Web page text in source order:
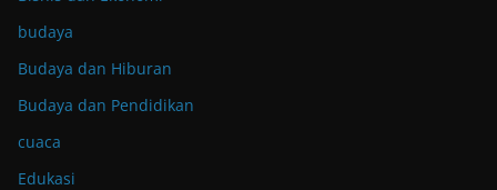
budaya
Budaya dan Hiburan
Budaya dan Pendidikan
cuaca
Edukasi